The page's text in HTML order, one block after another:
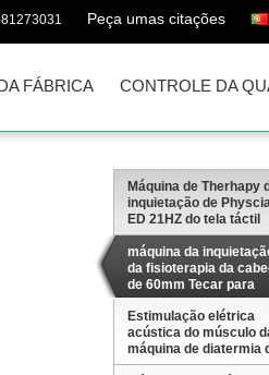
Peça umas citações
FÁBRICA CONTROLE DA
Máquina de Therhapy
inquietação de
ED 21HZ do tela táctil
máquina da
da fisioterapia da
de 60mm Tecar para
ferimento do esporte
Estimulação elétrica
acústica do músculo
máquina de diatermia
inquietação de Tecar